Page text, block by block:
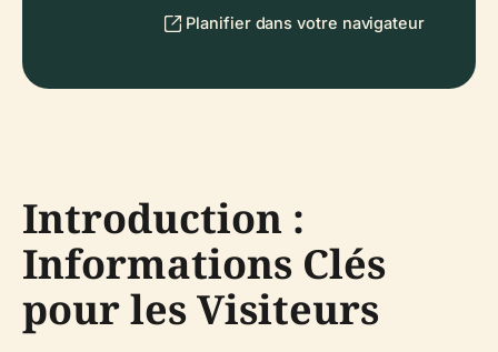
Planifier dans votre navigateur
Introduction :
Informations Clés
pour les Visiteurs